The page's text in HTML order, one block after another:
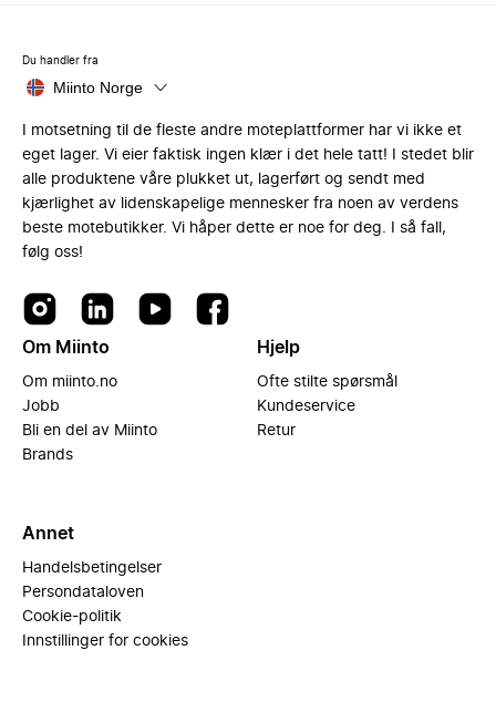
Du handler fra
Miinto Norge
I motsetning til de fleste andre moteplattformer har vi ikke et
eget lager. Vi eier faktisk ingen klær i det hele tatt! I stedet blir
alle produktene våre plukket ut, lagerført og sendt med
kjærlighet av lidenskapelige mennesker fra noen av verdens
beste motebutikker. Vi håper dette er noe for deg. I så fall,
følg oss!
Om Miinto
Om miinto.no
Jobb
Bli en del av Miinto
Brands
Hjelp
Ofte stilte spørsmål
Kundeservice
Retur
Annet
Handelsbetingelser
Persondataloven
Cookie-politik
Innstillinger for cookies